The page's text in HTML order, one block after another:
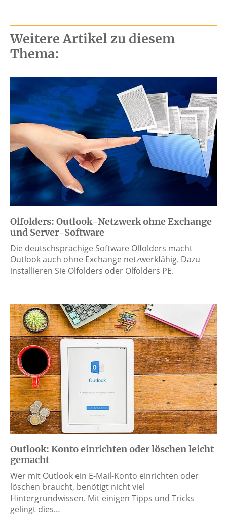
Weitere Artikel zu diesem
Thema:
Olfolders: Outlook-Netzwerk ohne Exchange
und Server-Software
Die deutschsprachige Software Olfolders macht
Outlook auch ohne Exchange netzwerkfähig. Dazu
installieren Sie Olfolders oder Olfolders PE.
Outlook: Konto einrichten oder löschen leicht
gemacht
Wer mit Outlook ein E-Mail-Konto einrichten oder
löschen braucht, benötigt nicht viel
Hintergrundwissen. Mit einigen Tipps und Tricks
gelingt dies…